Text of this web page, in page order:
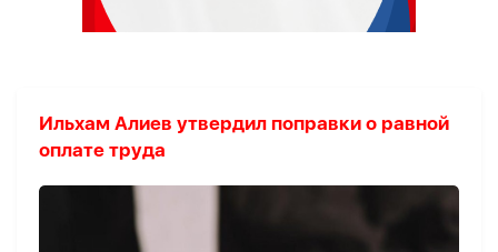
Ильхам Алиев утвердил поправки о равной
оплате труда